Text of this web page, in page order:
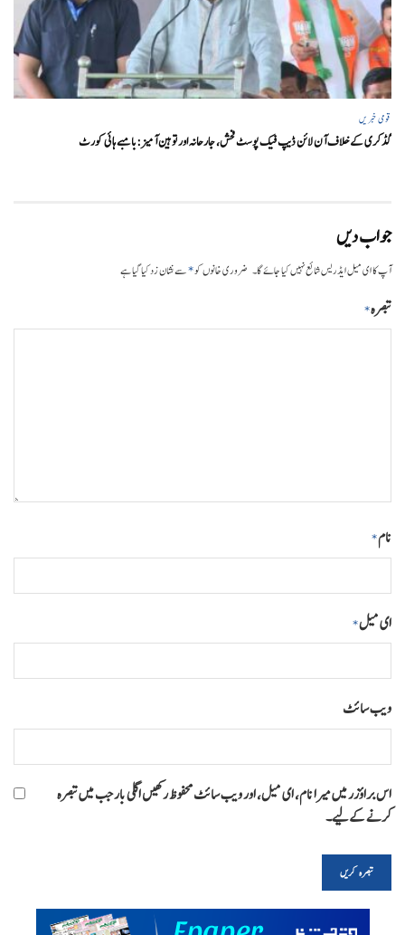
قومی خبریں
گڈکری کے خلاف آن لائن ڈیپ فیک پوسٹ فحش، جارحانہ اور توہین آمیز:بامبے ہائی کورٹ
جواب دیں
آپ کا ای میل ایڈریس شائع نہیں کیا جائے گا۔ ضروری خانوں کو*سے نشان زد کیا گیا ہے
تبصرہ*
نام*
ای میل*
ویب‌ سائٹ
اس براؤزر میں میرا نام، ای میل، اور ویب سائٹ محفوظ رکھیں اگلی بار جب میں تبصرہ
کرنے کےلیے۔